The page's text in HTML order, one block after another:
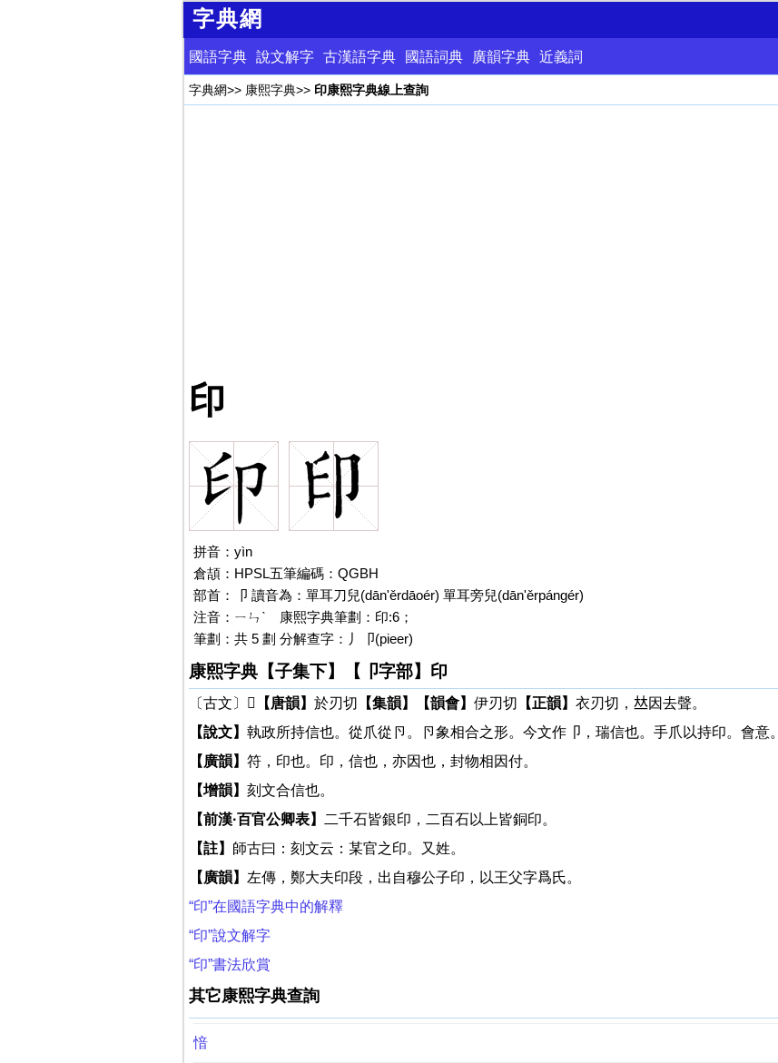
字典網
國語字典 說文解字 古漢語字典 國語詞典 廣韻字典 近義詞
字典網>> 康熙字典>> 印康熙字典線上查詢
印
拼音：yìn印
倉頡：HPSL五筆編碼：QGBH
部首：卩 讀音為：單耳刀兒(dān'ěrdāoér) 單耳旁兒(dān'ěrpángér)
注音：ㄧㄣˋ
康熙字典筆劃：印:6；
筆劃：共 5 劃 分解查字：丿卩(pieer)
康熙字典【子集下】【卩字部】印
〔古文〕𠘄 【唐韻】 於刃切 【集韻】 【韻會】 伊刃切 【正韻】 衣刃切，𠀤因去聲。
【說文】 執政所持信也。從爪從卪。卪象相合之形。今文作卩，瑞信也。手爪以持印。會意。
【廣韻】 符，印也。印，信也，亦因也，封物相因付。
【增韻】 刻文合信也。
【前漢·百官公卿表】
二千石皆銀印，二百石以上皆銅印。
【註】 師古曰：刻文云：某官之印。又姓。
【廣韻】 左傳，鄭大夫印段，出自穆公子印，以王父字爲氏。
“印”在國語字典中的解釋
“印”說文解字
“印”書法欣賞
其它康熙字典查詢
愔